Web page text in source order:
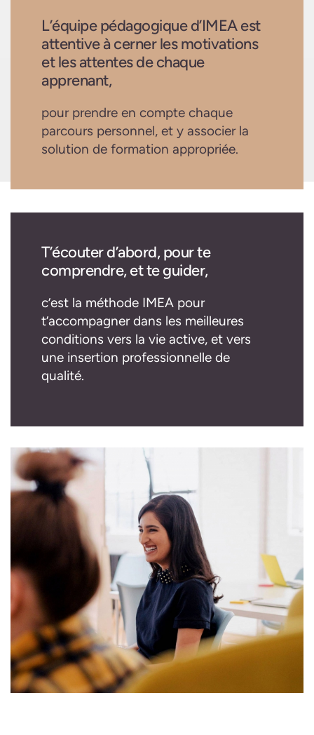
L’équipe pédagogique d’IMEA est
attentive à cerner les motivations
et les attentes de chaque
apprenant,
pour prendre en compte chaque
parcours personnel, et y associer la
solution de formation appropriée.
T’écouter d’abord, pour te
comprendre, et te guider,
c’est la méthode IMEA pour
t’accompagner dans les meilleures
conditions vers la vie active, et vers
une insertion professionnelle de
qualité.